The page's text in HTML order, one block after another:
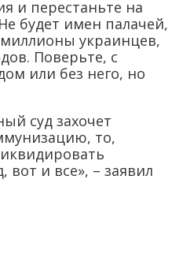
и перестаньте на
будет имен палачей,
украинцев,
Поверьте, с
или без него, но
суд захочет
то,
вот и все», – заявил